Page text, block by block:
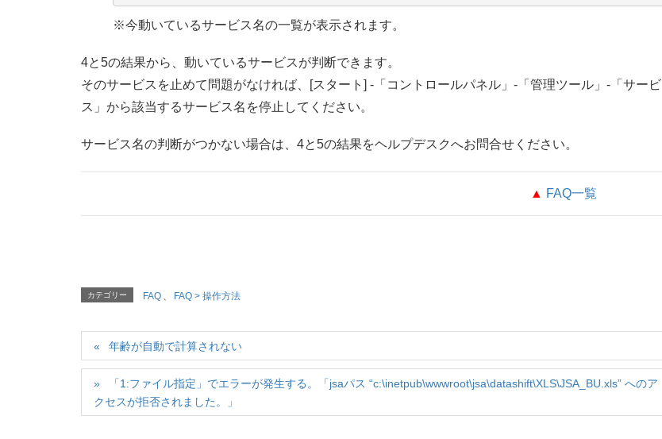
※今動いているサービス名の一覧が表示されます。
4と5の結果から、動いているサービスが判断できます。
そのサービスを止めて問題がなければ、[スタート] -「コントロールパネル」-「管理ツール」-「サービ
ス」から該当するサービス名を停止してください。
サービス名の判断がつかない場合は、4と5の結果をヘルプデスクへお問合せください。
▲ FAQ一覧
カテゴリー FAQ 、 FAQ > 操作方法
年齢が自動で計算されない
「1:ファイル指定」でエラーが発生する。「jsaパス “c:\inetpub\wwwroot\jsa\datashift\XLS\JSA_BU.xls” へのア
クセスが拒否されました。」